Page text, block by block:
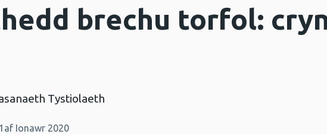
brechu torfol:
Tystiolaeth
Ionawr 2020